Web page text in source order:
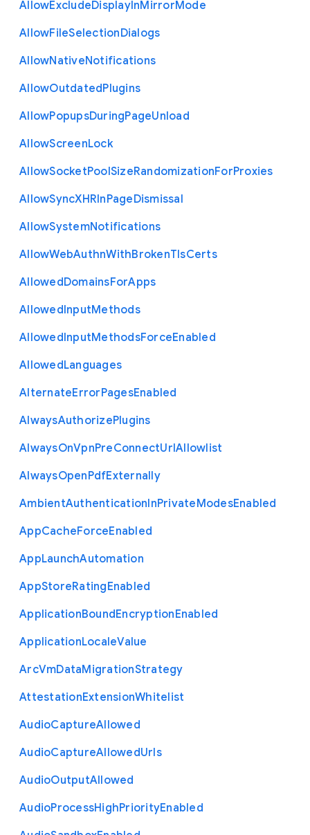
AllowExcludeDisplayInMirrorMode
AllowFileSelectionDialogs
AllowNativeNotifications
AllowOutdatedPlugins
AllowPopupsDuringPageUnload
AllowScreenLock
AllowSocketPoolSizeRandomizationForProxies
AllowSyncXHRInPageDismissal
AllowSystemNotifications
AllowWebAuthnWithBrokenTlsCerts
AllowedDomainsForApps
AllowedInputMethods
AllowedInputMethodsForceEnabled
AllowedLanguages
AlternateErrorPagesEnabled
AlwaysAuthorizePlugins
AlwaysOnVpnPreConnectUrlAllowlist
AlwaysOpenPdfExternally
AmbientAuthenticationInPrivateModesEnabled
AppCacheForceEnabled
AppLaunchAutomation
AppStoreRatingEnabled
ApplicationBoundEncryptionEnabled
ApplicationLocaleValue
ArcVmDataMigrationStrategy
AttestationExtensionWhitelist
AudioCaptureAllowed
AudioCaptureAllowedUrls
AudioOutputAllowed
AudioProcessHighPriorityEnabled